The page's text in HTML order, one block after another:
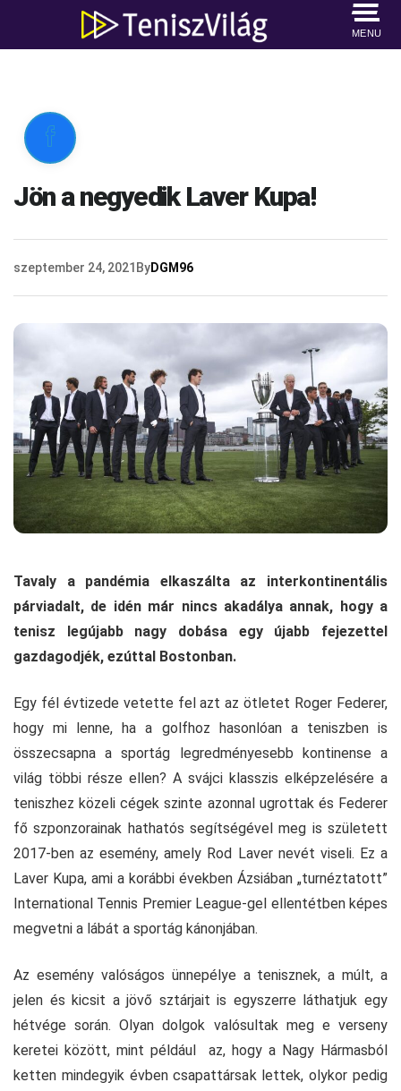
MENU

Jön a negyedik Laver Kupa!
szeptember 24, 2021 ByDGM96
Tavaly a pandémia elkaszálta az interkontinentális
párviadalt, de idén már nincs akadálya annak, hogy a
tenisz legújabb nagy dobása egy újabb fejezettel
gazdagodjék, ezúttal Bostonban.
Egy fél évtizede vetette fel azt az ötletet Roger Federer,
hogy mi lenne, ha a golfhoz hasonlóan a teniszben is
összecsapna a sportág legredményesebb kontinense a
világ többi része ellen? A svájci klasszis elképzelésére a
teniszhez közeli cégek szinte azonnal ugrottak és Federer
fő szponzorainak hathatós segítségével meg is született
2017-ben az esemény, amely Rod Laver nevét viseli. Ez a
Laver Kupa, ami a korábbi években Ázsiában „turnéztatott”
International Tennis Premier League-gel ellentétben képes
megvetni a lábát a sportág kánonjában.
Az esemény valóságos ünnepélye a tenisznek, a múlt, a
jelen és kicsit a jövő sztárjait is egyszerre láthatjuk egy
hétvége során. Olyan dolgok valósultak meg e verseny
keretei között, mint például az, hogy a Nagy Hármasból
ketten mindegyik évben csapattársak lettek, olykor pedig